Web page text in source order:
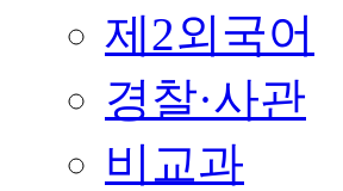
제2외국어
경찰·사관
비교과